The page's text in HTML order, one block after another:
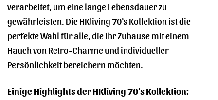
verarbeitet, um eine lange Lebensdauer zu
gewährleisten. Die HKliving 70’s Kollektion ist die
perfekte Wahl für alle, die ihr Zuhause mit einem
Hauch von Retro-Charme und individueller
Persönlichkeit bereichern möchten.
Einige Highlights der HKliving 70’s Kollektion: